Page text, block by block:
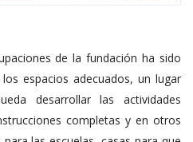
de la fundación ha sido
espacios adecuados, un lugar
desarrollar las actividades
completas y en otros